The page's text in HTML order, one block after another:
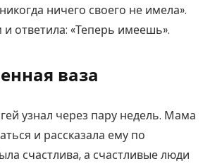
ничего своего не имела».
ответила: «Теперь имеешь».
ваза
узнал через пару недель. Мама
и рассказала ему по
счастлива, а счастливые люди